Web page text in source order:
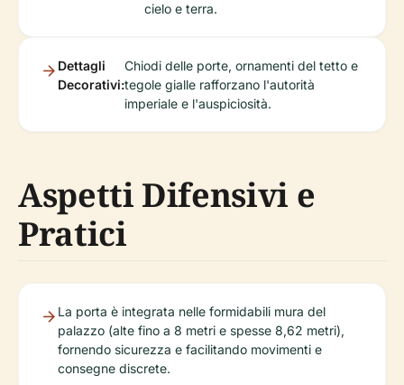
cielo e terra.
Dettagli
Decorativi:
Chiodi delle porte, ornamenti del tetto e
tegole gialle rafforzano l'autorità
imperiale e l'auspiciosità.
Aspetti Difensivi e
Pratici
La porta è integrata nelle formidabili mura del
palazzo (alte fino a 8 metri e spesse 8,62 metri),
fornendo sicurezza e facilitando movimenti e
consegne discrete.